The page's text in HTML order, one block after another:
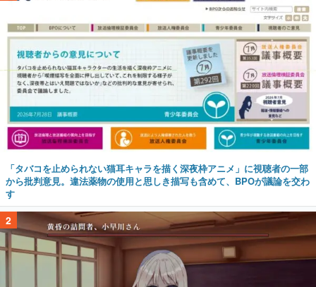
「タバコを止められない猫耳キャラを描く深夜枠アニメ」に視聴者の一部
から批判意見。違法薬物の使用と思しき描写も含めて、BPOが議論を交わ
す
2